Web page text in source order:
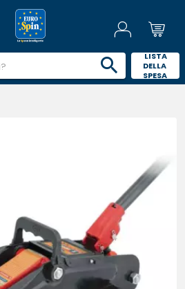
LISTA
DELLA
SPESA